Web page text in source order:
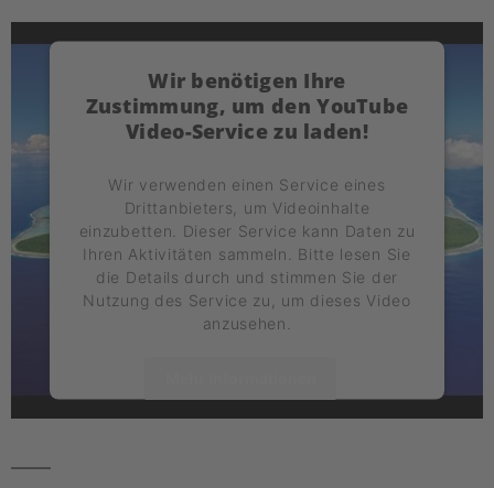
Wir benötigen Ihre
Zustimmung, um den YouTube
Video-Service zu laden!
Wir verwenden einen Service eines
Drittanbieters, um Videoinhalte
einzubetten. Dieser Service kann Daten zu
Ihren Aktivitäten sammeln. Bitte lesen Sie
die Details durch und stimmen Sie der
Nutzung des Service zu, um dieses Video
anzusehen.